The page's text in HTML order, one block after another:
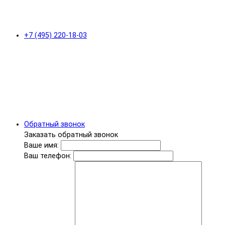
+7 (495) 220-18-03
Обратный звонок
Заказать обратный звонок
Ваше имя:
Ваш телефон: